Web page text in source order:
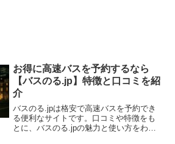
お得に高速バスを予約するなら
【バスのる.jp】特徴と口コミを紹
介
バスのる.jpは格安で高速バスを予約でき
る便利なサイトです。口コミや特徴をも
とに、バスのる.jpの魅力と使い方をわか